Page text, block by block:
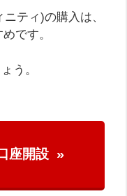
ティ)の購入は、
です。
う。
座開設